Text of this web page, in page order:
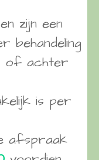
zijn een
behandeling
of achter
is per
afspraak